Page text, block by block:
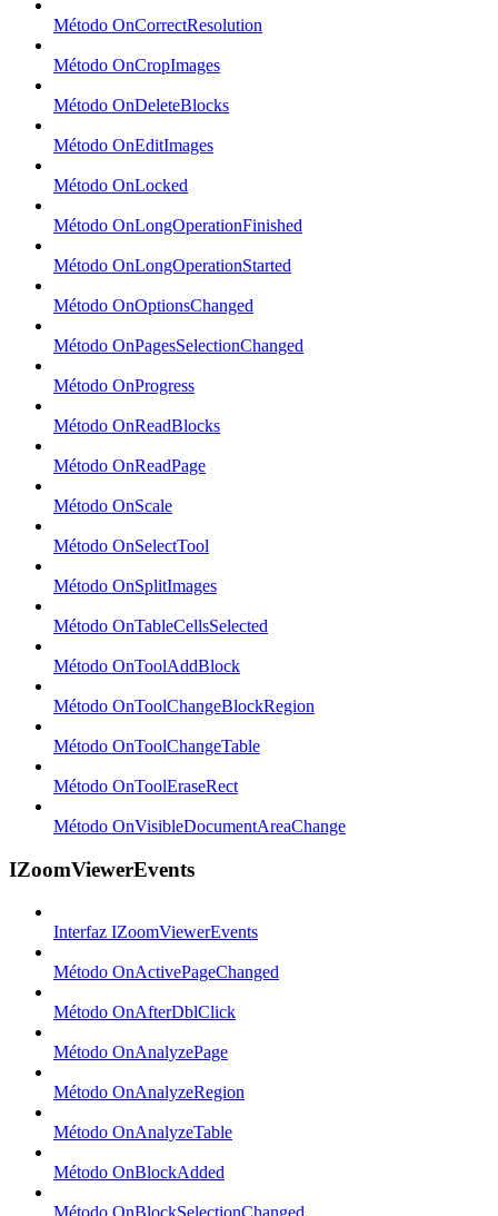
Método OnCorrectResolution
Método OnCropImages
Método OnDeleteBlocks
Método OnEditImages
Método OnLocked
Método OnLongOperationFinished
Método OnLongOperationStarted
Método OnOptionsChanged
Método OnPagesSelectionChanged
Método OnProgress
Método OnReadBlocks
Método OnReadPage
Método OnScale
Método OnSelectTool
Método OnSplitImages
Método OnTableCellsSelected
Método OnToolAddBlock
Método OnToolChangeBlockRegion
Método OnToolChangeTable
Método OnToolEraseRect
Método OnVisibleDocumentAreaChange
IZoomViewerEvents
Interfaz IZoomViewerEvents
Método OnActivePageChanged
Método OnAfterDblClick
Método OnAnalyzePage
Método OnAnalyzeRegion
Método OnAnalyzeTable
Método OnBlockAdded